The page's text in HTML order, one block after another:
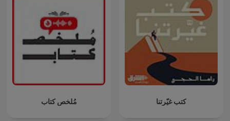
مُلخص كتاب كتب غيّرتنا